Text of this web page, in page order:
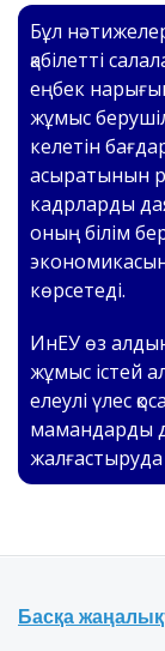
Бұл
қабілетті
еңбек
жұмыс
келетін
асыратынын
кадрларды
оның білім
көрсетеді.
ИнЕУ өз
жұмыс істей
елеулі үлес
мамандарды
жалғастыруда
Басқа